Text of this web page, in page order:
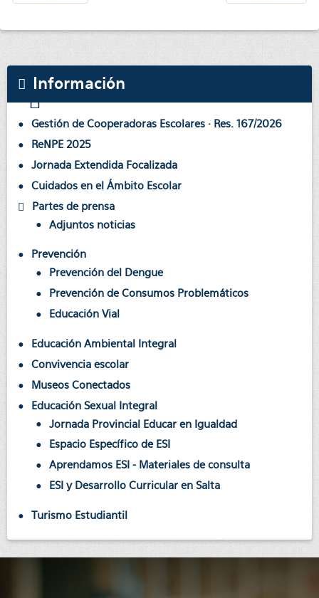
Información
Gestión de Cooperadoras Escolares · Res. 167/2026
ReNPE 2025
Jornada Extendida Focalizada
Cuidados en el Ámbito Escolar
Partes de prensa
Adjuntos noticias
Prevención
Prevención del Dengue
Prevención de Consumos Problemáticos
Educación Vial
Educación Ambiental Integral
Convivencia escolar
Museos Conectados
Educación Sexual Integral
Jornada Provincial Educar en Igualdad
Espacio Específico de ESI
Aprendamos ESI - Materiales de consulta
ESI y Desarrollo Curricular en Salta
Turismo Estudiantil